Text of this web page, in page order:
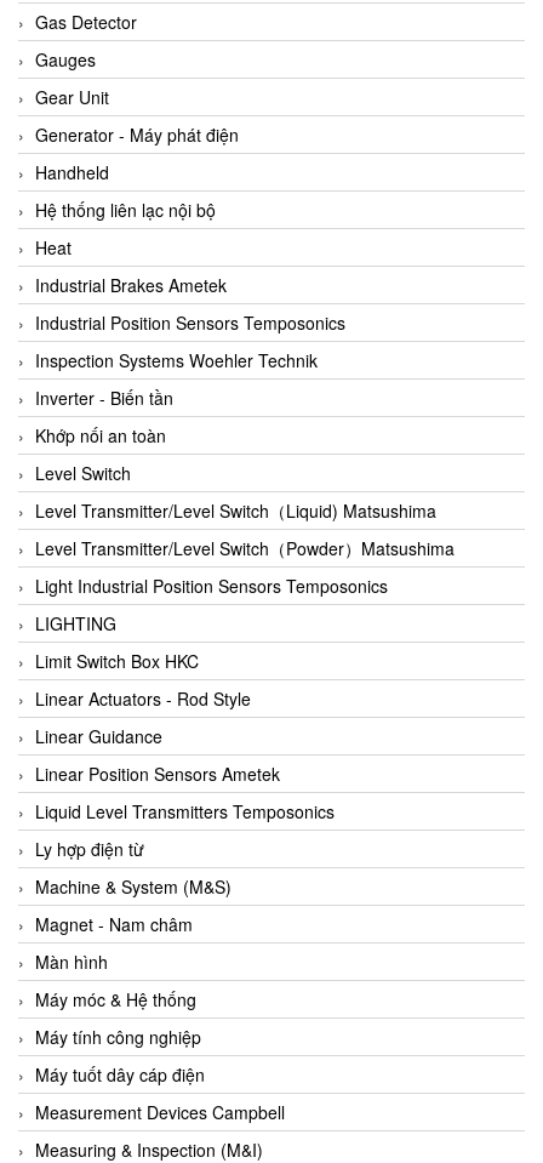
ARCA Regler
Arcos Hydraulik
Ardetem-Sfere-Vietnam
Argal
AS ENERGI
ASCO CO2
Asker
AT2E
ATC Pneumatic
ATEX System
ATI - IA
ATI (Analytical Technology Inc)
Atos
Atrax
Auma
Autec
Auto Flow
Automatic valve
Aventics
Avproglobal
Axiomtek
AZBIL
B&C Electronics
B&R
Babcok wilcox
Baelz Automatic Vietnam
Bahr Modultechnik Vietnam
Balluff
BamBo Vietnam
Barel Vietnam
Barksdale
Gas Detector
Gauges
Gear Unit
Generator - Máy phát điện
Handheld
Hệ thống liên lạc nội bộ
Heat
Industrial Brakes Ametek
Industrial Position Sensors Temposonics
Inspection Systems Woehler Technik
Inverter - Biến tần
Khớp nối an toàn
Level Switch
Level Transmitter/Level Switch（Liquid) Matsushima
Level Transmitter/Level Switch（Powder）Matsushima
Light Industrial Position Sensors Temposonics
LIGHTING
Limit Switch Box HKC
Linear Actuators - Rod Style
Linear Guidance
Linear Position Sensors Ametek
Liquid Level Transmitters Temposonics
Ly hợp điện từ
Machine & System (M&S)
Magnet - Nam châm
Màn hình
Máy móc & Hệ thống
Máy tính công nghiệp
Máy tuốt dây cáp điện
Measurement Devices Campbell
Measuring & Inspection (M&I)